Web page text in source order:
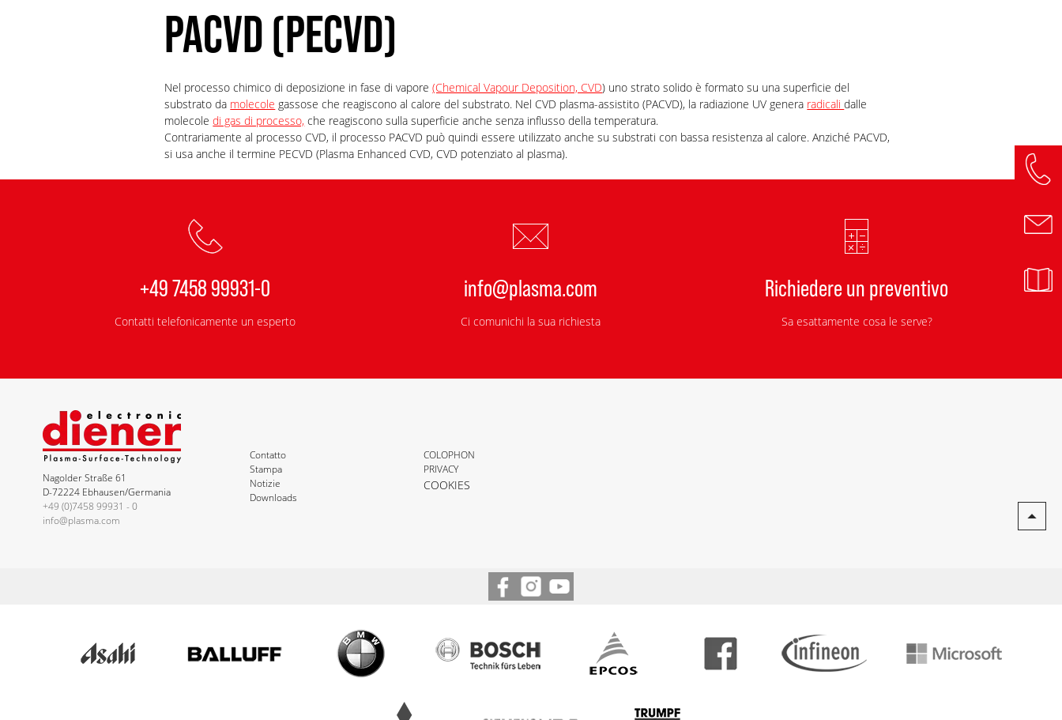
PACVD (PECVD)
Nel processo chimico di deposizione in fase di vapore(Chemical Vapour Deposition, CVD) uno strato solido è formato su una superficie del
substrato da molecole gassose che reagiscono al calore del substrato. Nel CVD plasma-assistito (PACVD), la radiazione UV genera radicalidalle
molecoledi gas di processo, che reagiscono sulla superficie anche senza influsso della temperatura.
Contrariamente al processo CVD, il processo PACVD può quindi essere utilizzato anche su substrati con bassa resistenza al calore. Anziché PACVD,
si usa anche il termine PECVD (Plasma Enhanced CVD, CVD potenziato al plasma).
+49 7458 99931-0
Contatti telefonicamente un esperto
info@plasma.com
Ci comunichi la sua richiesta
Richiedere un preventivo
Sa esattamente cosa le serve?
Nagolder Straße 61
D-72224 Ebhausen/Germania
+49 (0)7458 99931 - 0
info@plasma.com
Contatto
Stampa
Notizie
Downloads
COLOPHON
PRIVACY
COOKIES